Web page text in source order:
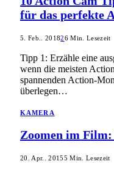
für das perfekte
5. Feb.. 201826 Min. Lesezeit
Tipp 1: Erzähle eine
wenn die meisten
spannenden Action-
überlegen…
KAMERA
Zoomen im
20. Apr.. 20155 Min. Lesezeit